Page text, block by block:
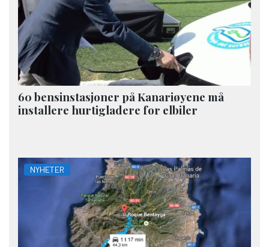
60 bensinstasjoner på Kanariøyene må
installere hurtigladere for elbiler
NYHETER